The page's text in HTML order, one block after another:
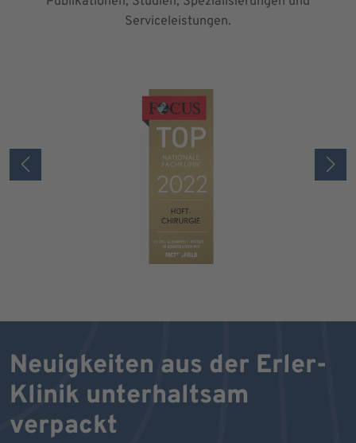
Serviceleistungen.
Neuigkeiten aus der Erler-
Klinik unterhaltsam
verpackt